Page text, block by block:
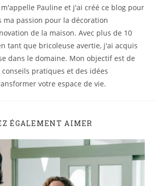
Pauline et j'ai créé ce blog pour
ma passion pour la décoration
de la maison. Avec plus de 10
tant que bricoleuse avertie, j'ai acquis
dans le domaine. Mon objectif est de
pratiques et des idées
votre espace de vie.
ÉGALEMENT AIMER